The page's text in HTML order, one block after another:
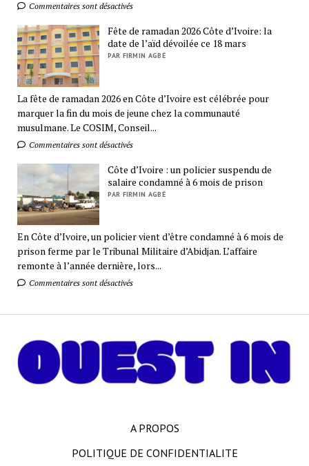
Commentaires sont désactivés
Fête de ramadan 2026 Côte d’Ivoire: la
date de l’aïd dévoilée ce 18 mars
PAR FIRMIN AGBÉ
La fête de ramadan 2026 en Côte d’Ivoire est célébrée pour
marquer la fin du mois de jeune chez la communauté
musulmane. Le COSIM, Conseil...
Commentaires sont désactivés
Côte d’Ivoire : un policier suspendu de
salaire condamné à 6 mois de prison
PAR FIRMIN AGBÉ
En Côte d’Ivoire, un policier vient d’être condamné à 6 mois de
prison ferme par le Tribunal Militaire d’Abidjan. L’affaire
remonte à l’année dernière, lors...
Commentaires sont désactivés
A PROPOS
POLITIQUE DE CONFIDENTIALITE